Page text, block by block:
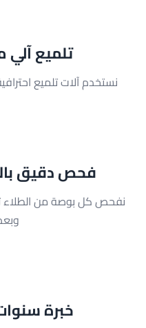
تلميع آلي
نستخدم آلات تلميع
فحص دقيق
خبرة